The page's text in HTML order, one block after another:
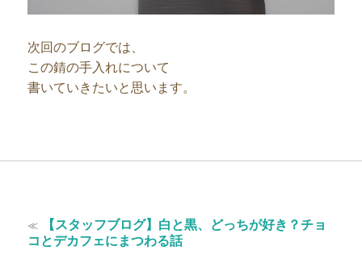
次回のブログでは、
この錆の手入れについて
書いていきたいと思います。
稿
≪
過
去
【スタッフブログ】白と黒、どっちが好き？チョ
コとデカフェにまつわる話